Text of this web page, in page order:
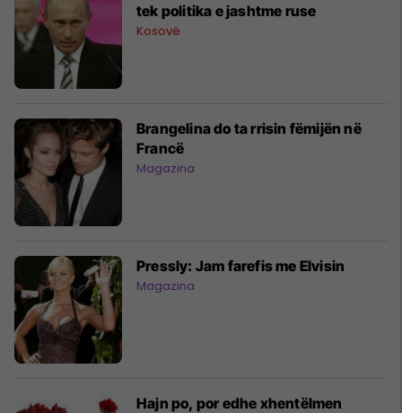
tek politika e jashtme ruse
Kosovë
Brangelina do ta rrisin fëmijën në
Francë
Magazina
Pressly: Jam farefis me Elvisin
Magazina
Hajn po, por edhe xhentëlmen